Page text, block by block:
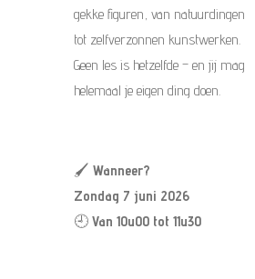
gekke figuren, van natuurdingen
tot zelfverzonnen kunstwerken.
Geen les is hetzelfde – en jij mag
helemaal je eigen ding doen.
🖌️ Wanneer?
Zondag 7 juni 2026
🕘 Van 10u00 tot 11u30